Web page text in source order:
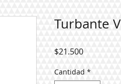
Turbante
$21.500Precio
Cantidad *